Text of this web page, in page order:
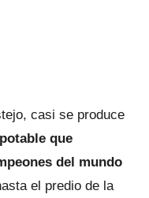
casi se produce
que
del mundo
el predio de la